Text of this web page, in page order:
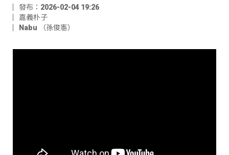
發布：2026-02-04 19:26
嘉義朴子
Nabu （孫俊憲）